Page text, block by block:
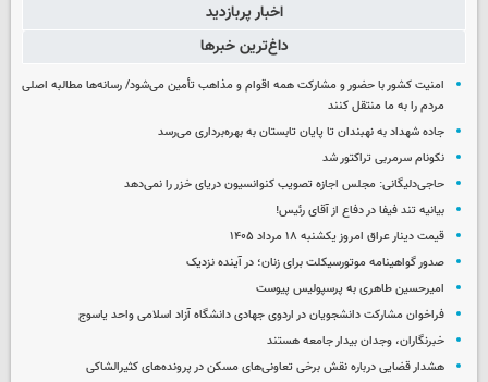
اخبار پربازدید
داغ‌ترین خبرها
امنیت کشور با حضور و مشارکت همه اقوام و مذاهب تأمین می‌شود/ رسانه‌ها مطالبه اصلی
مردم را به ما منتقل کنند
جاده شهداد به نهبندان تا پایان تابستان به بهره‌برداری می‌رسد
نکونام سرمربی تراکتور شد
حاجی‌دلیگانی: مجلس اجازه تصویب کنوانسیون دریای خزر را نمی‌دهد
بیانیه تند فیفا در دفاع از آقای رئیس!
قیمت دینار عراق امروز یکشنبه ۱۸ مرداد ۱۴۰۵
صدور گواهینامه موتورسیکلت برای زنان؛ در آینده نزدیک
امیرحسین طاهری به پرسپولیس پیوست
فراخوان مشارکت دانشجویان در اردوی جهادی دانشگاه آزاد اسلامی واحد یاسوج
خبرنگاران، وجدان بیدار جامعه هستند
هشدار قضایی درباره نقش برخی تعاونی‌های مسکن در پرونده‌های کثیرالشاکی